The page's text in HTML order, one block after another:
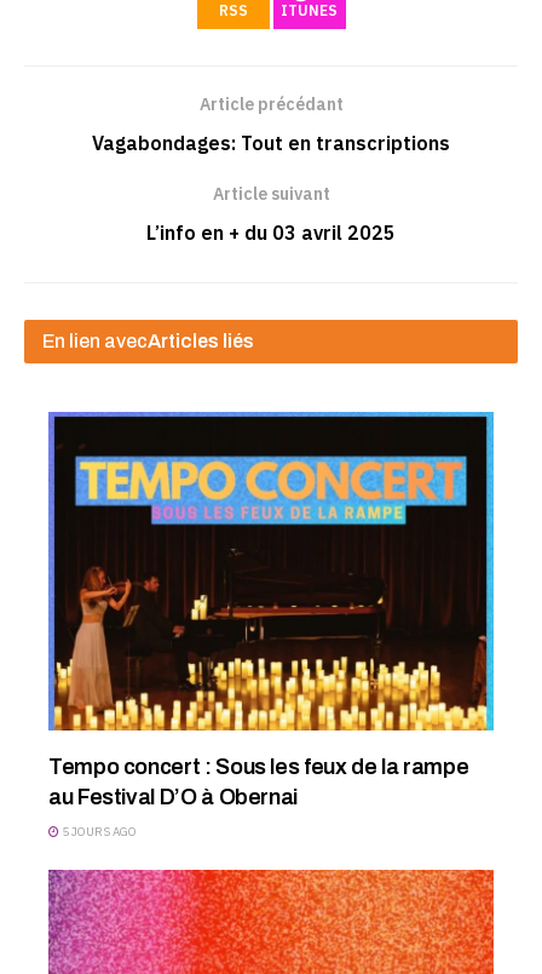
RSS ITUNES
Article précédant
Vagabondages: Tout en transcriptions
Article suivant
L’info en + du 03 avril 2025
En lien avecArticles liés
Tempo concert : Sous les feux de la rampe
au Festival D’O à Obernai
5 JOURS AGO